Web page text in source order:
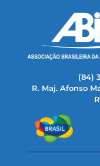
(84)
R. Maj. Afonso